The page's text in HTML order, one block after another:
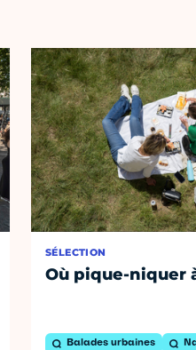
SÉLECTION
Où pique-niquer
Balades urbaines